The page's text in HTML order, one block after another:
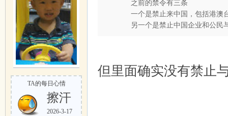
TA的每日心情
擦汗
2026-3-17
之前的禁令有三条
一个是禁止来中国，包括港澳
另一个是禁止中国企业和公民
但里面确实没有禁止